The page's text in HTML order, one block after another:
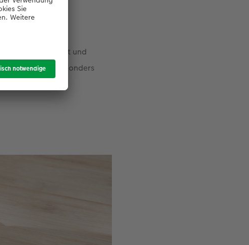
Ihrer Schrift und
besonders